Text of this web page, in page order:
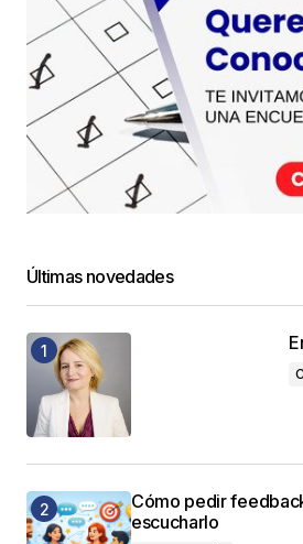
Últimas novedades
Cómo pedir
escucharlo